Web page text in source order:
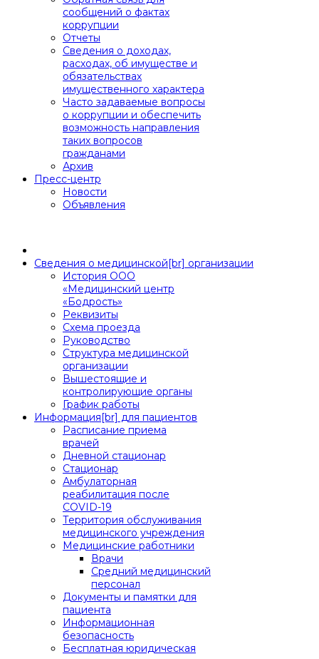
сообщений о фактах
коррупции
Отчеты
Сведения о доходах,
расходах, об имуществе и
обязательствах
имущественного характера
Часто задаваемые вопросы
о коррупции и обеспечить
возможность направления
таких вопросов
гражданами
Архив
Пресс-центр
Новости
Объявления
Сведения о медицинской[br] организации
История ООО
«Медицинский центр
«Бодрость»
Реквизиты
Схема проезда
Руководство
Структура медицинской
организации
Вышестоящие и
контролирующие органы
График работы
Информация[br] для пациентов
Расписание приема
врачей
Дневной стационар
Стационар
Амбулаторная
реабилитация после
COVID-19
Территория обслуживания
медицинского учреждения
Медицинские работники
Врачи
Средний медицинский
персонал
Документы и памятки для
пациента
Информационная
безопасность
Бесплатная юридическая